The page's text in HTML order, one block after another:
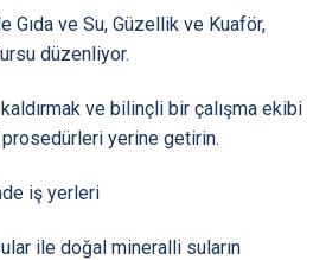
Gıda ve Su, Güzellik ve Kuaför,
düzenliyor.
ve bilinçli bir çalışma ekibi
yerine getirin.
iş yerleri
ile doğal mineralli suların